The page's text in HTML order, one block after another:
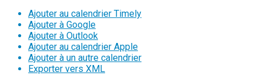
Ajouter au calendrier Timely
Ajouter à Google
Ajouter à Outlook
Ajouter au calendrier Apple
Ajouter à un autre calendrier
Exporter vers XML